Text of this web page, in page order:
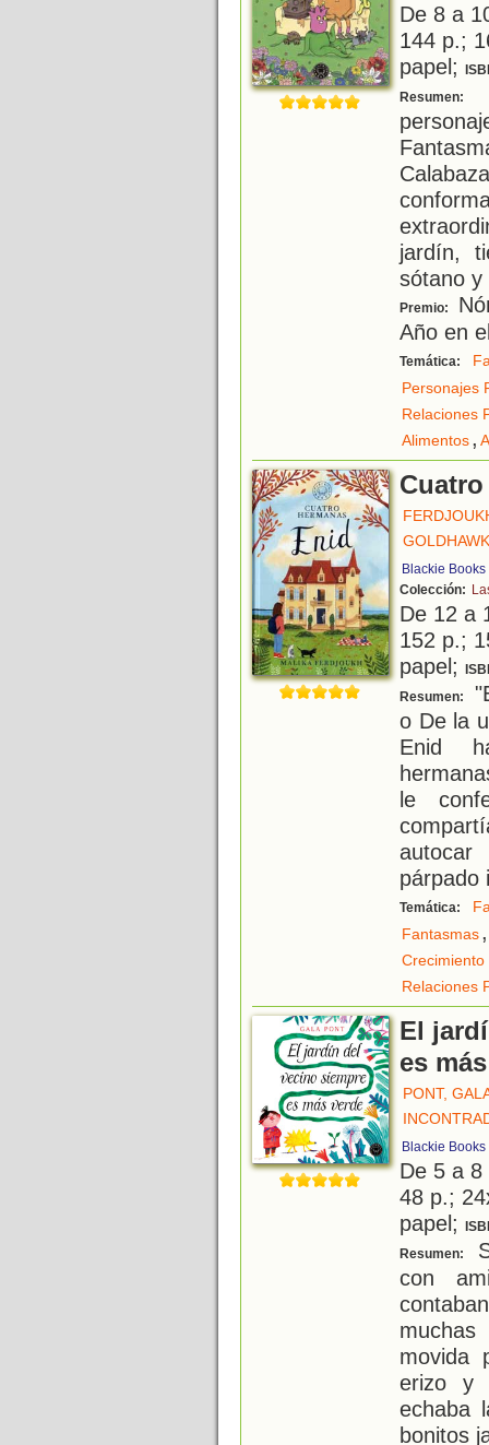
De 8 a
144 p.;
papel;
Resumen:
jardín,
sótano y
Premio:
Año en
Temática:
Personajes
Relaciones
Alimentos,
Blackie Books
Colección:
De 12 a
152 p.;
papel;
Resumen:
o De la
Enid
le
párpado
Temática:
Fantasmas,
Crecimiento
Relaciones
El
es
PONT,
Blackie Books
De 5 a
48 p.;
papel;
Resumen:
con
movida
erizo y
echaba
bonitos